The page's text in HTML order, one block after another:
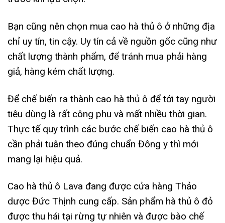
Bạn cũng nên chọn mua cao hà thủ ô ở những địa
chỉ uy tín, tin cậy. Uy tín cả về nguồn gốc cũng như
chất lượng thành phẩm, để tránh mua phải hàng
giả, hàng kém chất lượng.
Để chế biến ra thành cao hà thủ ô để tới tay người
tiêu dùng là rất công phu và mất nhiều thời gian.
Thực tế quy trình các bước chế biến cao hà thủ ô
cần phải tuân theo đúng chuẩn Đông y thì mới
mang lại hiệu quả.
Cao hà thủ ô Lava đang được cửa hàng Thảo
dược Đức Thịnh cung cấp. Sản phẩm hà thủ ô đỏ
được thu hái tại rừng tự nhiên và được bào chế